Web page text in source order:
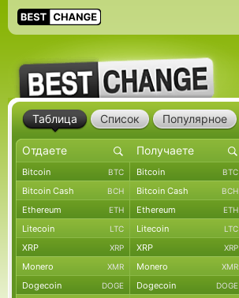
Таблица Список Популярное
Bitcoin BTC Bitcoin BTC
Bitcoin Cash BCH Bitcoin Cash BCH
Ethereum ETH Ethereum ETH
Litecoin LTC Litecoin LTC
XRP XRP XRP XRP
Monero XMR Monero XMR
Dogecoin DOGE Dogecoin DOGE